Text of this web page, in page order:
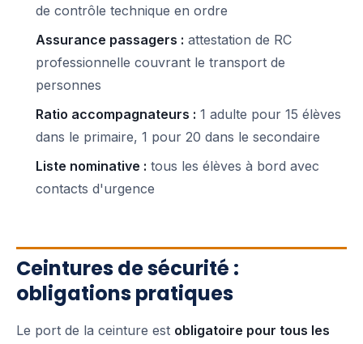
de contrôle technique en ordre
Assurance passagers : attestation de RC
professionnelle couvrant le transport de
personnes
Ratio accompagnateurs : 1 adulte pour 15 élèves
dans le primaire, 1 pour 20 dans le secondaire
Liste nominative : tous les élèves à bord avec
contacts d'urgence
Ceintures de sécurité :
obligations pratiques
Le port de la ceinture est obligatoire pour tous les